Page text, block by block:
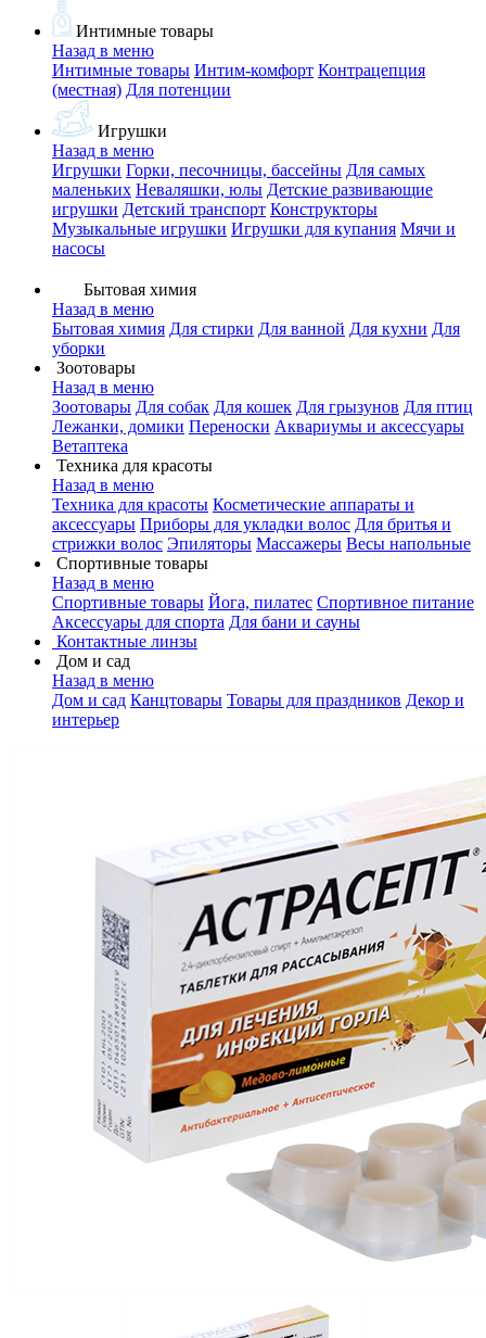
Интимные товары
Назад в меню
Интимные товары Интим-комфорт Контрацепция
(местная) Для потенции
Игрушки
Назад в меню
Игрушки Горки, песочницы, бассейны Для самых
маленьких Неваляшки, юлы Детские развивающие
игрушки Детский транспорт Конструкторы
Музыкальные игрушки Игрушки для купания Мячи и
насосы
Бытовая химия
Назад в меню
Бытовая химия Для стирки Для ванной Для кухни Для
уборки
Зоотовары
Назад в меню
Зоотовары Для собак Для кошек Для грызунов Для птиц
Лежанки, домики Переноски Аквариумы и аксессуары
Ветаптека
Техника для красоты
Назад в меню
Техника для красоты Косметические аппараты и
аксессуары Приборы для укладки волос Для бритья и
стрижки волос Эпиляторы Массажеры Весы напольные
Спортивные товары
Назад в меню
Спортивные товары Йога, пилатес Спортивное питание
Аксессуары для спорта Для бани и сауны
Контактные линзы
Дом и сад
Назад в меню
Дом и сад Канцтовары Товары для праздников Декор и
интерьер